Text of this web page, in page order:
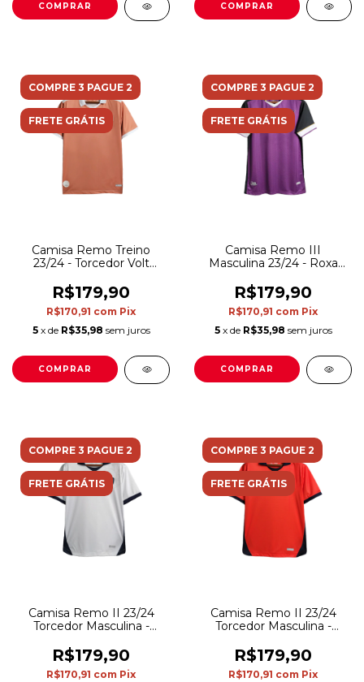
COMPRAR COMPRAR
COMPRE 3 PAGUE 2
FRETE GRÁTIS
Camisa Remo Treino
23/24 - Torcedor Volt
detalhes em branco
R$179,90
R$170,91 com Pix
5 x de R$35,98 sem juros
COMPRAR
COMPRE 3 PAGUE 2
FRETE GRÁTIS
Camisa Remo III
Masculina 23/24 - Roxa
R$179,90
R$170,91 com Pix
5 x de R$35,98 sem juros
COMPRAR
COMPRE 3 PAGUE 2
FRETE GRÁTIS
Camisa Remo II 23/24
Torcedor Masculina -
R$179,90
R$170,91 com Pix
COMPRE 3 PAGUE 2
FRETE GRÁTIS
Camisa Remo II 23/24
Torcedor Masculina -
detalhes em azul
R$179,90
R$170,91 com Pix